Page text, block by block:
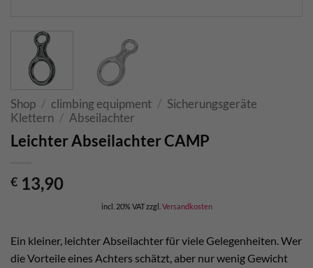
Shop / climbing equipment / Sicherungsgeräte
Klettern / Abseilachter
Leichter Abseilachter CAMP
€ 13,90
incl. 20% VATzzgl. Versandkosten
Ein kleiner, leichter Abseilachter für viele Gelegenheiten. Wer
die Vorteile eines Achters schätzt, aber nur wenig Gewicht